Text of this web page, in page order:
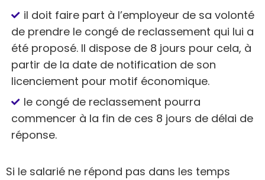
il doit faire part à l’employeur de sa volonté
de prendre le congé de reclassement qui lui a
été proposé. Il dispose de 8 jours pour cela, à
partir de la date de notification de son
licenciement pour motif économique.
le congé de reclassement pourra
commencer à la fin de ces 8 jours de délai de
réponse.
Si le salarié ne répond pas dans les temps